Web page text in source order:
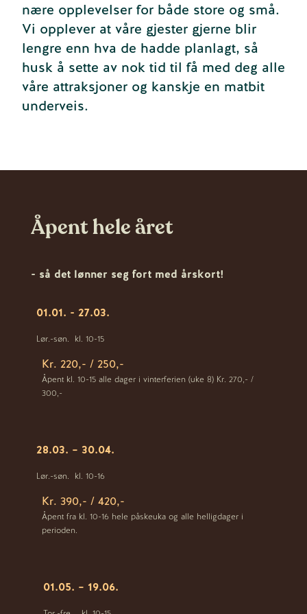
nære opplevelser for både store og små.
Vi opplever at våre gjester gjerne blir
lengre enn hva de hadde planlagt, så
husk å sette av nok tid til få med deg alle
våre attraksjoner og kanskje en matbit
underveis.
Åpent hele året
- så det lønner seg fort med årskort!
01.01. - 27.03.
Lør.-søn. kl. 10-15
Kr. 220,- / 250,-
Åpent kl. 10-15 alle dager i vinterferien (uke 8) Kr. 270,- /
300,-
28.03. – 30.04.
Lør.-søn. kl. 10-16
Kr. 390,- / 420,-
Åpent fra kl. 10-16 hele påskeuka og alle helligdager i
perioden.
01.05. – 19.06.